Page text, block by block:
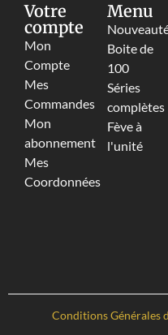
Votre
compte
Mon
Compte
Mes
Commandes
Mon
abonnement
Mes
Coordonnées
Menu
Boite de
100
Séries
complètes
Fève à
l'unité
Conditions Générales